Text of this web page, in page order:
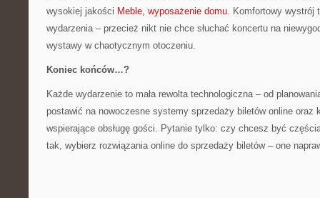
wysokiej jakości Meble, wyposażenie domu. Komfortowy wystrój
wydarzenia – przecież nikt nie chce słuchać koncertu na
wystawy w chaotycznym otoczeniu.
Koniec końców…?
Każde wydarzenie to mała rewolta technologiczna – od
postawić na nowoczesne systemy sprzedaży biletów online oraz
wspierające obsługę gości. Pytanie tylko: czy chcesz być
tak, wybierz rozwiązania online do sprzedaży biletów – one